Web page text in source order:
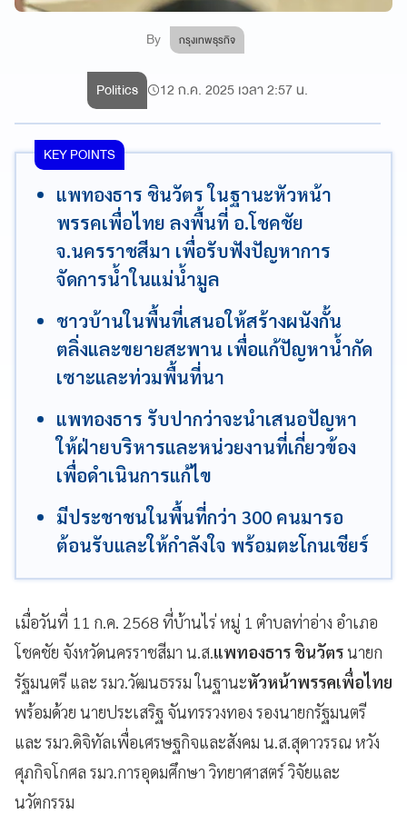
By กรุงเทพธุรกิจ
Politics 12 ก.ค. 2025 เวลา 2:57 น.
KEY POINTS
แพทองธาร ชินวัตร ในฐานะหัวหน้า
พรรคเพื่อไทย ลงพื้นที่ อ.โชคชัย
จ.นครราชสีมา เพื่อรับฟังปัญหาการ
จัดการน้ำในแม่น้ำมูล
ชาวบ้านในพื้นที่เสนอให้สร้างผนังกั้น
ตลิ่งและขยายสะพาน เพื่อแก้ปัญหาน้ำกัด
เซาะและท่วมพื้นที่นา
แพทองธาร รับปากว่าจะนำเสนอปัญหา
ให้ฝ่ายบริหารและหน่วยงานที่เกี่ยวข้อง
เพื่อดำเนินการแก้ไข
มีประชาชนในพื้นที่กว่า 300 คนมารอ
ต้อนรับและให้กำลังใจ พร้อมตะโกนเชียร์
เมื่อวันที่ 11 ก.ค. 2568 ที่บ้านไร่ หมู่ 1 ตำบลท่าอ่าง อำเภอ
โชคชัย จังหวัดนครราชสีมา น.ส.แพทองธาร ชินวัตรนายก
รัฐมนตรี และ รมว.วัฒนธรรม ในฐานะหัวหน้าพรรคเพื่อไทย
พร้อมด้วย นายประเสริฐ จันทรรวงทอง รองนายกรัฐมนตรี
และ รมว.ดิจิทัลเพื่อเศรษฐกิจและสังคม น.ส.สุดาวรรณ หวัง
ศุภกิจโกศล รมว.การอุดมศึกษา วิทยาศาสตร์ วิจัยและ
นวัตกรรม